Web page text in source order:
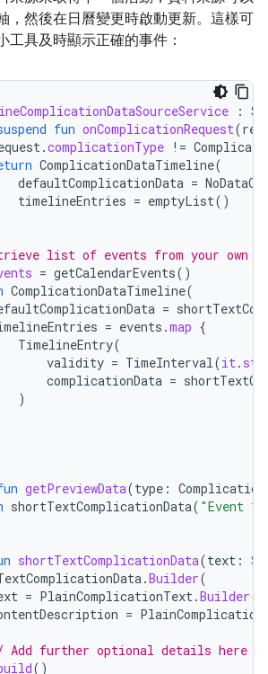
，然後在日曆變更時啟動更新。這樣可
工具及時顯示正確的事件：
:
fun onComplicationRequest(
.complicationType !=
ComplicationDataTimeline(
defaultComplicationData =
timelineEntries = emptyList()
list of events from your own
= getCalendarEvents()
ComplicationDataTimeline(
=
= events .map {
TimelineEntry(
validity = TimeInterval(it.
complicationData =
)
getPreviewData(type :
shortTextComplicationData( "Event 1"
shortTextComplicationData(text :
.Builder(
= PlainComplicationText.Builder(
=
Add further optional details here
()